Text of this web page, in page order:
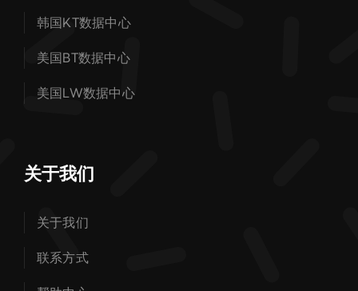
韩国KT数据中心
美国BT数据中心
美国LW数据中心
关于我们
关于我们
联系方式